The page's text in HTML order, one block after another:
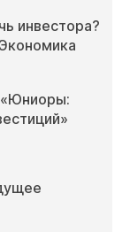
инвестора?